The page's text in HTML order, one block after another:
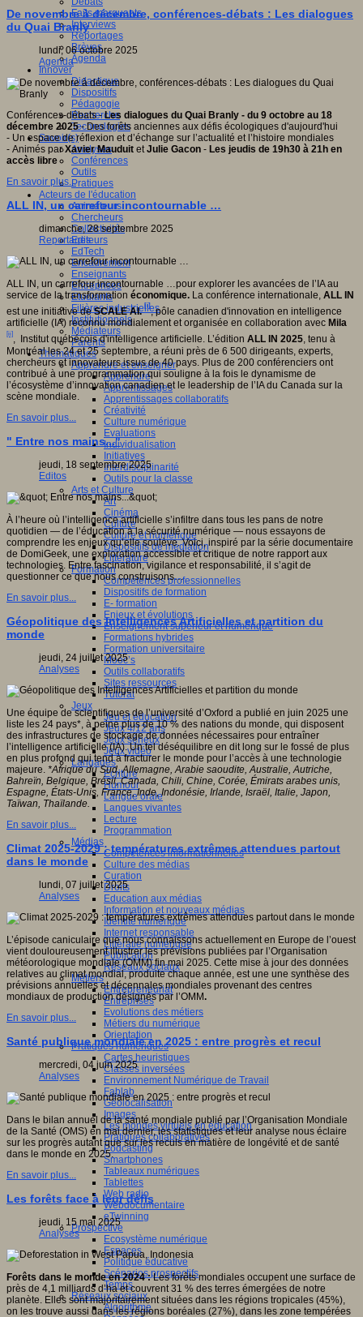
Faits marquants
Interviews
Reportages
Brèves
Agenda
Innover
Didactique
Dispositifs
Pédagogie
Recherche
Technologies
Savoir(s)
Analyses
Conférences
Outils
Pratiques
Acteurs de l'éducation
Animateurs
Chercheurs
Collectivités
Editeurs
EdTech
Encadrement
Enseignants
Entreprises
Etudiants
Filières industrielles
Institutionnels
Médiateurs
Parents
Thématiques
Apprendre et enseigner
Apprendre
Apprentissages
Apprentissages collaboratifs
Créativité
Culture numérique
Evaluations
Individualisation
Initiatives
Interdisciplinarité
Outils pour la classe
Arts et Culture
Art
Cinéma
Culture
Culture et numérique
Dispositifs de médiation
Littérature
Formation
Compétences professionnelles
Dispositifs de formation
E- formation
Enjeux et évolutions
Enseignement supérieur et numérique
Formations hybrides
Formation universitaire
Mooc’s
Outils collaboratifs
Sites ressources
Tutorat
Jeux
Jeu et éducation
Jeux 4/12 ans
Jeux sérieux
Jeux vidéo
Langages
Ecriture
Humour
Langue orale
Langues vivantes
Lecture
Programmation
Médias
Compétences informationnelles
Culture des médias
Curation
Droits
Education aux médias
Information et nouveaux médias
Identité numérique
Internet responsable
Littératie numérique
Publication
Réseaux sociaux
Métiers
Entrepreneuriat
Entreprises
Evolutions des métiers
Métiers du numérique
Orientation
Pratiques numériques
Cartes heuristiques
Classes inversées
Environnement Numérique de Travail
Fablab
Géolocalisation
Images
Les mondes virtuels en éducation
Pratiques collaboratives
Podcasting
Smartphones
Tableaux numériques
Tablettes
Web radio
Webdocumentaire
eTwinning
Prospective
Ecosystème numérique
Espaces
Politique éducative
Scénarios prospectifs
Temps
Réseaux sociaux
Algorithme
De novembre à décembre, conférences-débats : Les dialogues
du Quai Branly
lundi, 06 octobre 2025
Agenda
Conférences-débats -Les dialogues du Quai Branly - du 9 octobre au 18
décembre 2025- Des forêts anciennes aux défis écologiques d'aujourd'hui
- Un espace de réflexion et d’échange sur l’actualité et l’histoire mondiales
- Animés parXavier Mauduit etJulie Gacon - Les jeudis de 19h30 à 21h en
accès libre
En savoir plus...
ALL IN, un carrefour incontournable …
dimanche, 28 septembre 2025
Reportages
ALL IN, un carrefour incontournable …pour explorer les avancées de l’IA au
service de la transformation économique. La conférence internationale, ALL IN
est une initiative deSCALE AI.
[i]
, pôle canadien d'innovation en intelligence
artificielle (IA) reconnu mondialement et organisée en collaboration avec Mila
[ii]
, Institut québécois d'intelligence artificielle. L’édition ALL IN 2025, tenu à
Montréal les 24 et 25 septembre, a réuni près de 6 500 dirigeants, experts,
chercheurs et innovateurs issus de 40 pays. Plus de 200 conférenciers ont
contribué à une programmation qui souligne à la fois le dynamisme de
l’écosystème d’innovation canadien et le leadership de l’IA du Canada sur la
scène mondiale.
En savoir plus...
" Entre nos mains..."
jeudi, 18 septembre 2025
Editos
À l’heure où l’intelligence artificielle s’infiltre dans tous les pans de notre
quotidien — de l’éducation à la sécurité numérique — nous essayons de
comprendre les enjeux qu’elle soulève. Voici, inspiré par la série documentaire
de DomiGeek, une exploration accessible et critique de notre rapport aux
technologies. Entre fascination, vigilance et responsabilité, il s’agit de
questionner ce que nous construisons…
En savoir plus...
Géopolitique des Intelligences Artificielles et partition du
monde
jeudi, 24 juillet 2025
Analyses
Une équipe de scientifiques de l’université d’Oxford a publié en juin 2025 une
liste les 24 pays*, à peine plus de 10 % des nations du monde, qui disposent
des infrastructures de stockage de données nécessaires pour entraîner
l’intelligence artificielle (IA). Un tel déséquilibre en dit long sur le fossé de plus
en plus profond qui tend à fracturer le monde pour l’accès à une technologie
majeure. *Afrique du Sud, Allemagne, Arabie saoudite, Australie, Autriche,
Bahreïn, Belgique, Brésil, Canada, Chili, Chine, Corée, Émirats arabes unis,
Espagne, États-Unis, France, Inde, Indonésie, Irlande, Israël, Italie, Japon,
Taïwan, Thaïlande.
En savoir plus...
Climat 2025-2029 : températures extrêmes attendues partout
dans le monde
lundi, 07 juillet 2025
Analyses
L’épisode caniculaire que nous connaissons actuellement en Europe de l’ouest
vient douloureusement illustrer les prévisions publiées par l’Organisation
météorologique mondiale (OMM) fin mai 2025. Cette mise à jour des données
relatives au climat mondial, produite chaque année, est une une synthèse des
prévisions annuelles et décennales mondiales provenant des centres
mondiaux de production désignés par l’OMM.
En savoir plus...
Santé publique mondiale en 2025 : entre progrès et recul
mercredi, 04 juin 2025
Analyses
Dans le bilan annuel de la santé mondiale publié par l’Organisation Mondiale
de la Santé (OMS) en mai dernier, les statistiques et leur analyse nous éclaire
sur les progrès autant que sur les reculs en matière de longévité et de santé
dans le monde en 2025.
En savoir plus...
Les forêts face à leur défis
jeudi, 15 mai 2025
Analyses
Forêts dans le monde en 2024 :Les forêts mondiales occupent une surface de
près de 4,1 milliards d’ha et couvrent 31 % des terres émergées de notre
planète. Elles sont majoritairement situées dans les régions tropicales (45%),
on les trouve aussi dans les régions boréales (27%), dans les zone tempérées